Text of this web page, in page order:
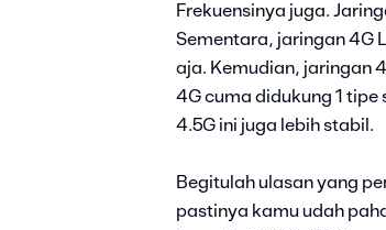
Frekuensinya juga.
Sementara, jaringan 4G
aja. Kemudian, jaringan
4G cuma didukung 1
4.5G ini juga lebih stabil.
Begitulah ulasan yang
pastinya kamu udah